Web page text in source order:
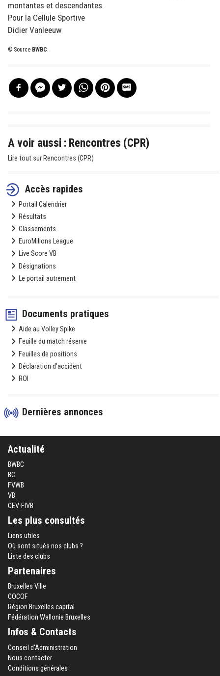
montantes et descendantes.
Pour la Cellule Sportive
Didier Vanleeuw
© Source BWBC.
A voir aussi : Rencontres (CPR)
Lire tout sur Rencontres (CPR)
Accès rapides
Portail Calendrier
Résultats
Classements
EuroMilions League
Live Score VB
Désignations
Le portail autrement
Documents pratiques
Aide au Volley Spike
Feuille du match réserve
Feuilles de positions
Déclaration d’accident
ROI
Dernières annonces
Actualité
BWBC
BC
FVWB
VB
CEV-FIVB
Les plus consultés
Liens utiles
Où sont situés nos clubs ?
Liste des clubs
Partenaires
Bruxelles Ville
COCOF
Région Bruxelles capital
Fédération Wallonie Bruxelles
Infos & Contacts
Conseil d'Administration
Nous contacter
Conditions générales